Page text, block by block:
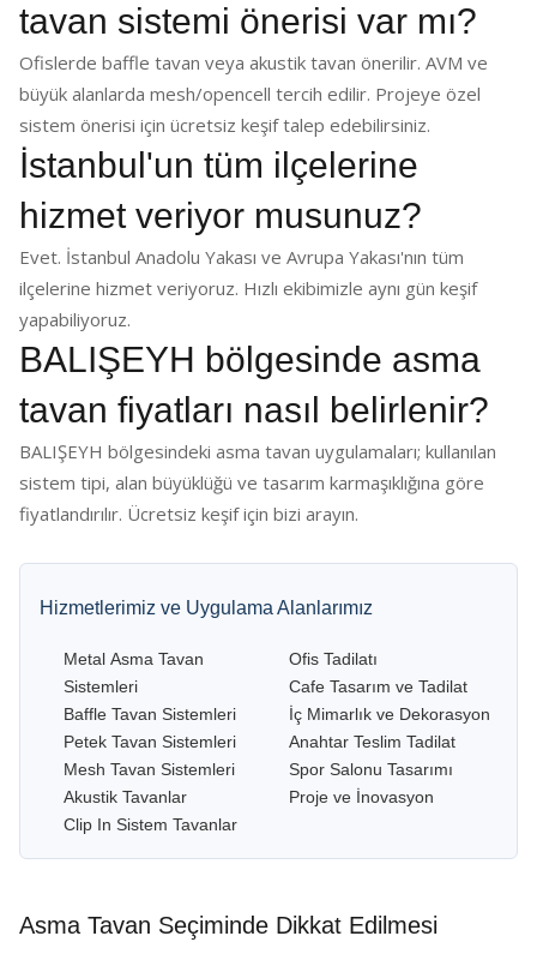
tavan sistemi önerisi var mı?
Ofislerde baffle tavan veya akustik tavan önerilir. AVM ve
büyük alanlarda mesh/opencell tercih edilir. Projeye özel
sistem önerisi için ücretsiz keşif talep edebilirsiniz.
İstanbul'un tüm ilçelerine
hizmet veriyor musunuz?
Evet. İstanbul Anadolu Yakası ve Avrupa Yakası'nın tüm
ilçelerine hizmet veriyoruz. Hızlı ekibimizle aynı gün keşif
yapabiliyoruz.
BALIŞEYH bölgesinde asma
tavan fiyatları nasıl belirlenir?
BALIŞEYH bölgesindeki asma tavan uygulamaları; kullanılan
sistem tipi, alan büyüklüğü ve tasarım karmaşıklığına göre
fiyatlandırılır. Ücretsiz keşif için bizi arayın.
Hizmetlerimiz ve Uygulama Alanlarımız
Metal Asma Tavan
Sistemleri
Baffle Tavan Sistemleri
Petek Tavan Sistemleri
Mesh Tavan Sistemleri
Akustik Tavanlar
Clip In Sistem Tavanlar
Ofis Tadilatı
Cafe Tasarım ve Tadilat
İç Mimarlık ve Dekorasyon
Anahtar Teslim Tadilat
Spor Salonu Tasarımı
Proje ve İnovasyon
Asma Tavan Seçiminde Dikkat Edilmesi